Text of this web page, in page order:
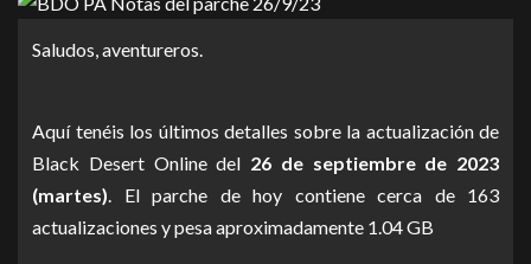
Saludos, aventureros.
Aquí tenéis los últimos detalles sobre la actualización de
Black Desert Online del 26 de septiembre de 2023
(martes). El parche de hoy contiene cerca de 163
actualizaciones y pesa aproximadamente 1.04 GB